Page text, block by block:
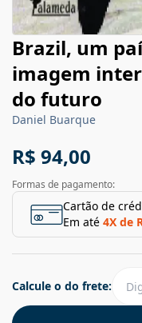
Brazil, um
imagem
do futuro
Daniel Buarque
R$ 94,00
Formas de pagamento:
Cartão de
Em até 4X de
Calcule o do frete: